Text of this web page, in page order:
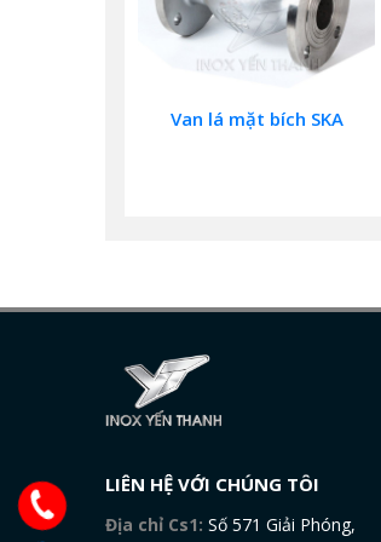
Van lá mặt bích SKA
LIÊN HỆ VỚI CHÚNG TÔI
Địa chỉ Cs1: Số 571 Giải Phóng,